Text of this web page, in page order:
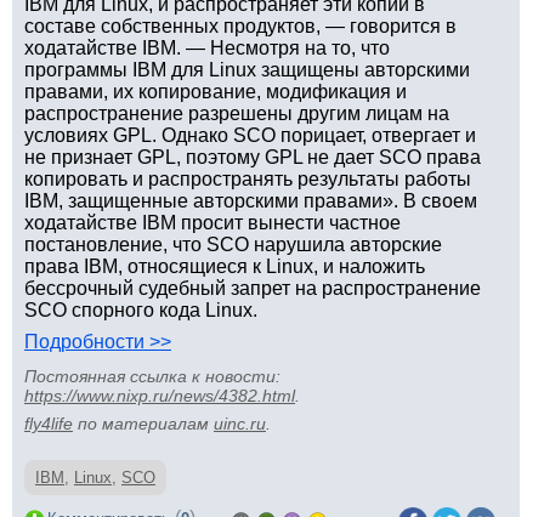
IBM для Linux, и распространяет эти копии в
составе собственных продуктов, — говорится в
ходатайстве IBM. — Несмотря на то, что
программы IBM для Linux защищены авторскими
правами, их копирование, модификация и
распространение разрешены другим лицам на
условиях GPL. Однако SCO порицает, отвергает и
не признает GPL, поэтому GPL не дает SCO права
копировать и распространять результаты работы
IBM, защищенные авторскими правами». В своем
ходатайстве IBM просит вынести частное
постановление, что SCO нарушила авторские
права IBM, относящиеся к Linux, и наложить
бессрочный судебный запрет на распространение
SCO спорного кода Linux.
Подробности >>
Постоянная ссылка к новости:
https://www.nixp.ru/news/4382.html.
fly4life по материалам uinc.ru
IBM , Linux, SCO